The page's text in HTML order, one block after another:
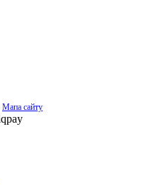
Мапа сайту